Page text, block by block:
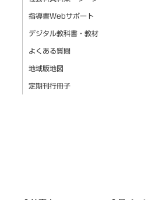
指導書Webサポート
デジタル教科書・教材
よくある質問
地域版地図
定期刊行冊子